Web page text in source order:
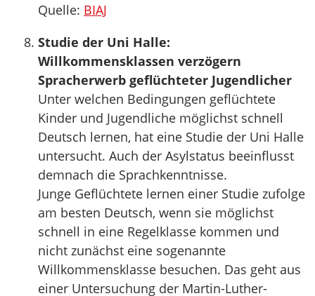
Quelle: BIAJ
Studie der Uni Halle:
Willkommensklassen verzögern
Spracherwerb geflüchteter Jugendlicher
Unter welchen Bedingungen geflüchtete
Kinder und Jugendliche möglichst schnell
Deutsch lernen, hat eine Studie der Uni Halle
untersucht. Auch der Asylstatus beeinflusst
demnach die Sprachkenntnisse.
Junge Geflüchtete lernen einer Studie zufolge
am besten Deutsch, wenn sie möglichst
schnell in eine Regelklasse kommen und
nicht zunächst eine sogenannte
Willkommensklasse besuchen. Das geht aus
einer Untersuchung der Martin-Luther-